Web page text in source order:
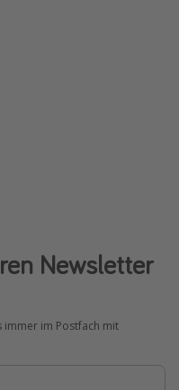
Newsletter
immer im Postfach mit